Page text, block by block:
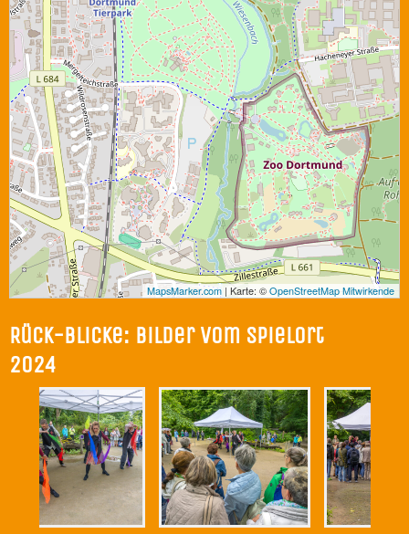
MapsMarker.com | Karte: ©OpenStreetMap Mitwirkende
Rück-Blicke: Bilder vom Spielort
2024